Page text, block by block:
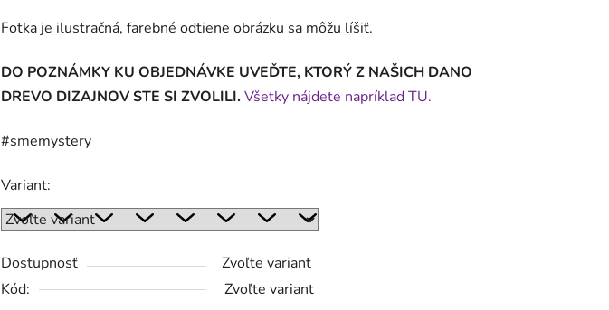
Fotka je ilustračná, farebné odtiene obrázku sa môžu líšiť.
DO POZNÁMKY KU OBJEDNÁVKE UVEĎTE, KTORÝ Z NAŠICH DANO
DREVO DIZAJNOV STE SI ZVOLILI. Všetky nájdete napríklad TU.
#smemystery
Variant:
Dostupnosť
Zvoľte variant
Kód:
Zvoľte variant